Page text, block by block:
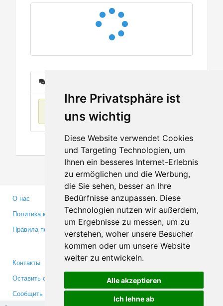
Ihre Privatsphäre ist
uns wichtig
Diese Website verwendet Cookies
und Targeting Technologien, um
Ihnen ein besseres Internet-Erlebnis
zu ermöglichen und die Werbung,
die Sie sehen, besser an Ihre
Bedürfnisse anzupassen. Diese
Technologien nutzen wir außerdem,
um Ergebnisse zu messen, um zu
verstehen, woher unsere Besucher
kommen oder um unsere Website
weiter zu entwickeln.
Alle akzeptieren
Ich lehne ab
О нас
Политика конфиденциальности
Правила пользования
Партнерам
Инвесторам
Медиа
Контакты
Оставить отзыв
Сообщить об ошибке
Facebook
Twitter
YouTube